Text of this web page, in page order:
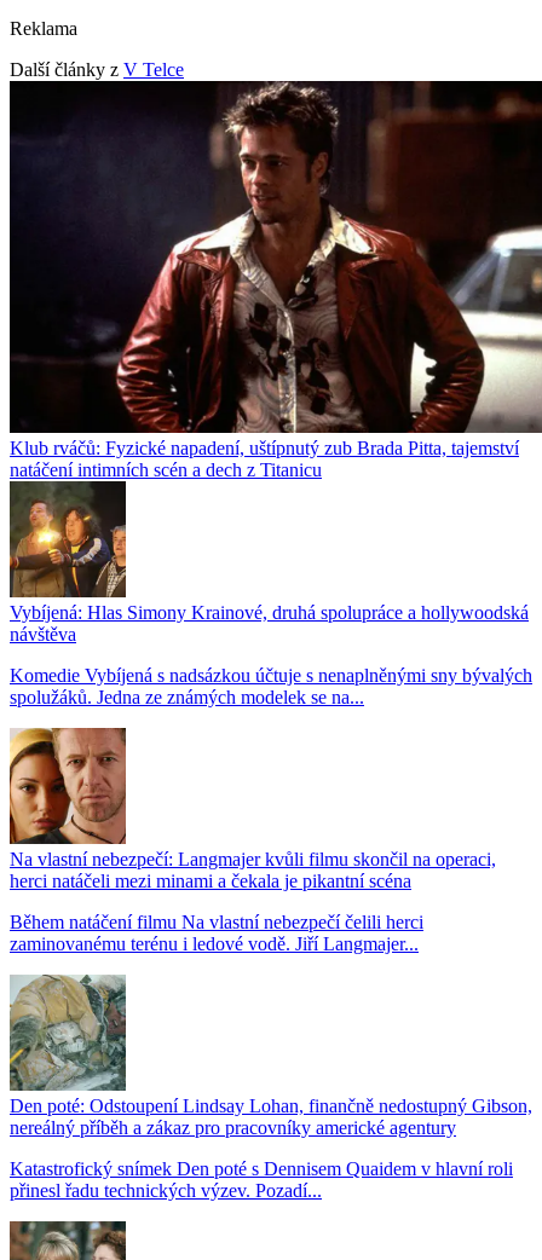
Reklama
Další články z V Telce
Klub rváčů: Fyzické napadení, uštípnutý zub Brada Pitta, tajemství
natáčení intimních scén a dech z Titanicu
Vybíjená: Hlas Simony Krainové, druhá spolupráce a hollywoodská
návštěva
Komedie Vybíjená s nadsázkou účtuje s nenaplněnými sny bývalých
spolužáků. Jedna ze známých modelek se na...
Na vlastní nebezpečí: Langmajer kvůli filmu skončil na operaci,
herci natáčeli mezi minami a čekala je pikantní scéna
Během natáčení filmu Na vlastní nebezpečí čelili herci
zaminovanému terénu i ledové vodě. Jiří Langmajer...
Den poté: Odstoupení Lindsay Lohan, finančně nedostupný Gibson,
nereálný příběh a zákaz pro pracovníky americké agentury
Katastrofický snímek Den poté s Dennisem Quaidem v hlavní roli
přinesl řadu technických výzev. Pozadí...